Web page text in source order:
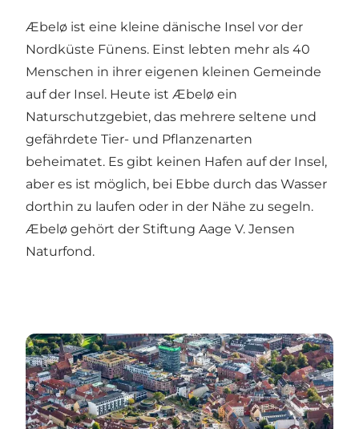
Æbelø ist eine kleine dänische Insel vor der
Nordküste Fünens. Einst lebten mehr als 40
Menschen in ihrer eigenen kleinen Gemeinde
auf der Insel. Heute ist Æbelø ein
Naturschutzgebiet, das mehrere seltene und
gefährdete Tier- und Pflanzenarten
beheimatet. Es gibt keinen Hafen auf der Insel,
aber es ist möglich, bei Ebbe durch das Wasser
dorthin zu laufen oder in der Nähe zu segeln.
Æbelø gehört der Stiftung Aage V. Jensen
Naturfond.